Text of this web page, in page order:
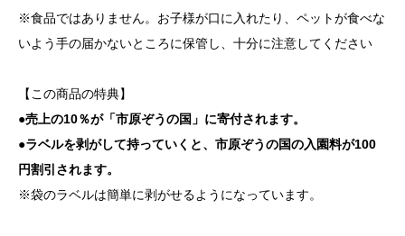
※食品ではありません。お子様が口に入れたり、ペットが食べな
いよう手の届かないところに保管し、十分に注意してください
【この商品の特典】
●売上の10％が「市原ぞうの国」に寄付されます。
●ラベルを剥がして持っていくと、市原ぞうの国の入園料が100
円割引されます。
※袋のラベルは簡単に剥がせるようになっています。